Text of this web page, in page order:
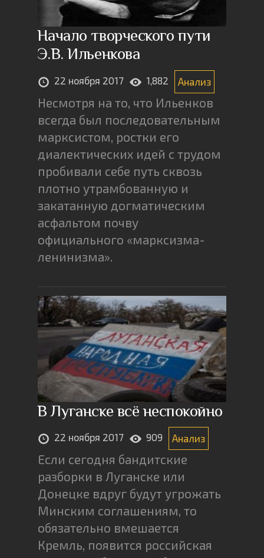
Начало творческого пути
Э.В. Ильенкова
22 ноября 2017 1,882 Анализ
Несмотря на то, что Ильенков
всегда был последовательным
марксистом, ростки его
диалектических идей с трудом
пробивали себе путь сквозь
плотно утрамбованную и
закатанную догматическим
асфальтом почву
официального «марксизма-
ленинизма».
В Луганске всё неспокойно
22 ноября 2017 909 Анализ
Если сегодня бандитские
разборки в Луганске или
Донецке вдруг будут угрожать
Минским соглашениям, то
обязательно вмешается
Кремль, появится российская